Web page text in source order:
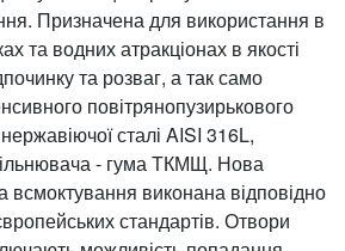
Призначена для використання в
та водних атракціонах в якості
та розваг, а так само
повітрянопузирькового
сталі AISI 316L,
- гума ТКМЩ. Нова
всмоктування виконана відповідно
стандартів. Отвори